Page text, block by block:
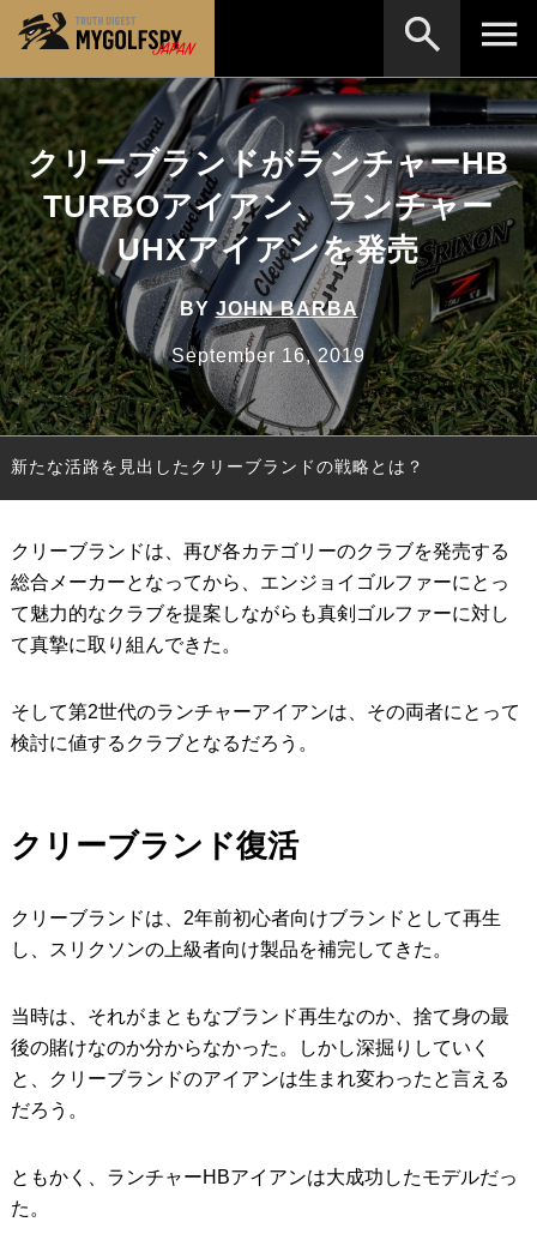
クリーブランドがランチャーHB
TURBOアイアン、ランチャー
UHXアイアンを発売
BY JOHN BARBA
September 16, 2019
新たな活路を見出したクリーブランドの戦略とは？
クリーブランドは、再び各カテゴリーのクラブを発売する
総合メーカーとなってから、エンジョイゴルファーにとっ
て魅力的なクラブを提案しながらも真剣ゴルファーに対し
て真摯に取り組んできた。
そして第2世代のランチャーアイアンは、その両者にとって
検討に値するクラブとなるだろう。
クリーブランド復活
クリーブランドは、2年前初心者向けブランドとして再生
し、スリクソンの上級者向け製品を補完してきた。
当時は、それがまともなブランド再生なのか、捨て身の最
後の賭けなのか分からなかった。しかし深掘りしていく
と、クリーブランドのアイアンは生まれ変わったと言える
だろう。
ともかく、ランチャーHBアイアンは大成功したモデルだっ
た。
MOST WANTED テストランキング
NEW RELEASES 新製品情報
HOW TO ゴルフ上達・実践テクニック
LAB テスト・データ検証
Golf News ゴルフニュース
REVIEWS 製品レビュー
DRIVERS ドライバー
FAIRWAY WOODS フェアウェイウッド
IRONS アイアン
WEDGES
OTHER その他
Our Team 私たちのチーム
ABOUT US MyGolfSpyJapanとは？
※メーカー名やクラブ名など、検索したい事柄を入
力してください。
検索